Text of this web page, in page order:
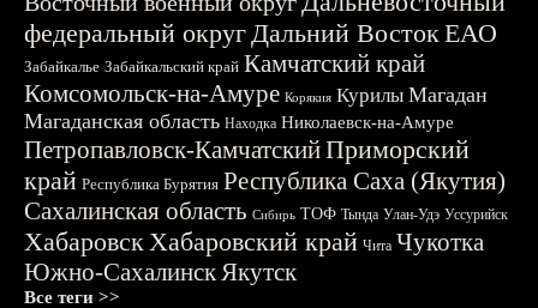
федеральный округДальний ВостокЕАО
Забайкалье Забайкальский край Камчатский край
Комсомольск-на-Амуре Корякия Курилы Магадан
Магаданская область Находка Николаевск-на-Амуре
Петропавловск-КамчатскийПриморский
край Республика Бурятия Республика Саха (Якутия)
Сахалинская область Сибирь ТОФ Тында Улан-Удэ Уссурийск
ХабаровскХабаровский край Чита Чукотка
Южно-СахалинскЯкутск
Все теги >>